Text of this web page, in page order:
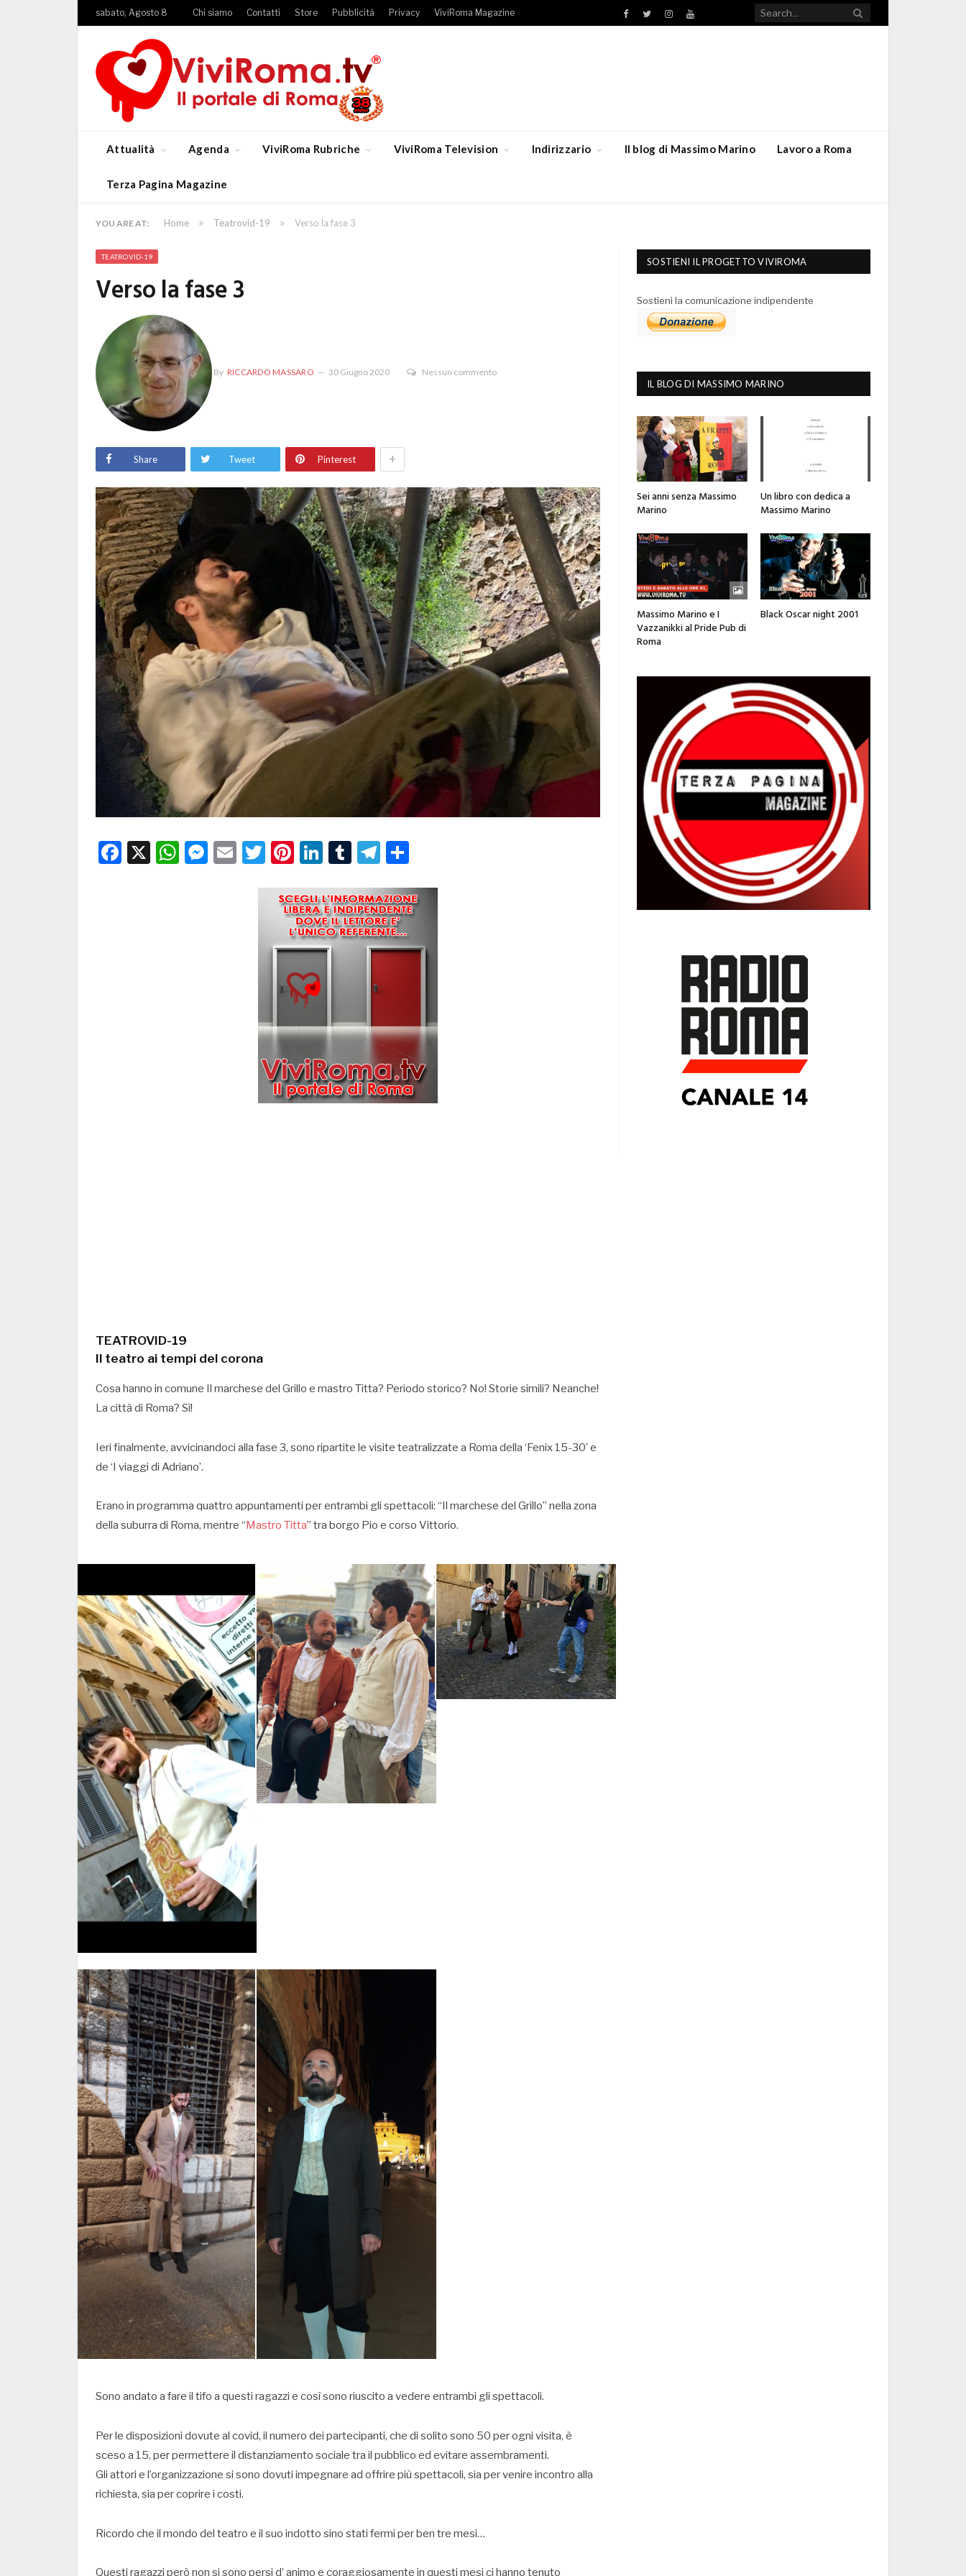
sabato, Agosto 8 Chi siamo Contatti Store Pubblicità Privacy ViviRoma Magazine Facebook
TwitterInstagramYouTube
Attualità Agenda ViviRoma Rubriche ViviRoma Television Indirizzario Il blog di Massimo Marino Lavoro a Roma
Terza Pagina Magazine
YOU ARE AT: Home » Teatrovid-19 » Verso la fase 3
TEATROVID-19
Verso la fase 3
By RICCARDO MASSARO 30 Giugno 2020 Nessun commento
Share Tweet Pinterest +
Facebook
X WhatsApp
Messenger
EmailTwitter
Pinterest
LinkedIn
TumblrTelegram
TEATROVID-19
Il teatro ai tempi del corona
Cosa hanno in comune Il marchese del Grillo e mastro Titta? Periodo storico? No! Storie simili? Neanche!
La città di Roma? Sì!
Ieri finalmente, avvicinandoci alla fase 3, sono ripartite le visite teatralizzate a Roma della ‘Fenix 15-30’ e
de ‘I viaggi di Adriano’.
Erano in programma quattro appuntamenti per entrambi gli spettacoli: “Il marchese del Grillo” nella zona
della suburra di Roma, mentre “ Mastro Titta” tra borgo Pio e corso Vittorio.
Sono andato a fare il tifo a questi ragazzi e così sono riuscito a vedere entrambi gli spettacoli.
Per le disposizioni dovute al covid, il numero dei partecipanti, che di solito sono 50 per ogni visita, è
sceso a 15, per permettere il distanziamento sociale tra il pubblico ed evitare assembramenti.
Gli attori e l’organizzazione si sono dovuti impegnare ad offrire più spettacoli, sia per venire incontro alla
richiesta, sia per coprire i costi.
Ricordo che il mondo del teatro e il suo indotto sino stati fermi per ben tre mesi…
Questi ragazzi però non si sono persi d’ animo e coraggiosamente in questi mesi ci hanno tenuto
SOSTIENI IL PROGETTO VIVIROMA
Sostieni la comunicazione indipendente
IL BLOG DI MASSIMO MARINO
Sei anni senza Massimo
Marino
Un libro con dedica a
Massimo Marino
Massimo Marino e I
Vazzanikki al Pride Pub di
Roma
Black Oscar night 2001